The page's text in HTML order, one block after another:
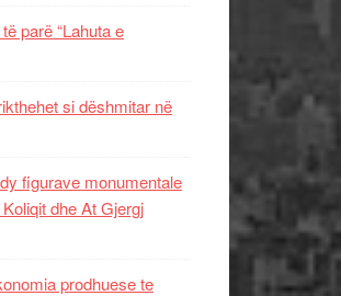
parë “Lahuta e
si dëshmitar në
figurave monumentale
dhe At Gjergj
prodhuese te